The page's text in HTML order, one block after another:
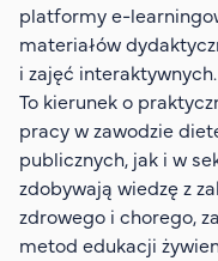
platformy e-
materiałów
i zajęć interaktywnych.
To kierunek o
pracy w zawodzie
publicznych, jak i w
zdobywają wiedzę z
zdrowego i chorego,
metod edukacji